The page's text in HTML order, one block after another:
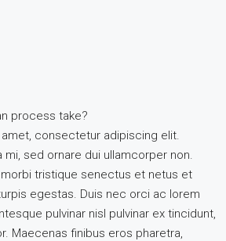
process take?
consectetur adipiscing elit.
mi, sed ornare dui ullamcorper non.
tristique senectus et netus et
egestas. Duis nec orci ac lorem
pulvinar nisl pulvinar ex tincidunt,
Maecenas finibus eros pharetra,